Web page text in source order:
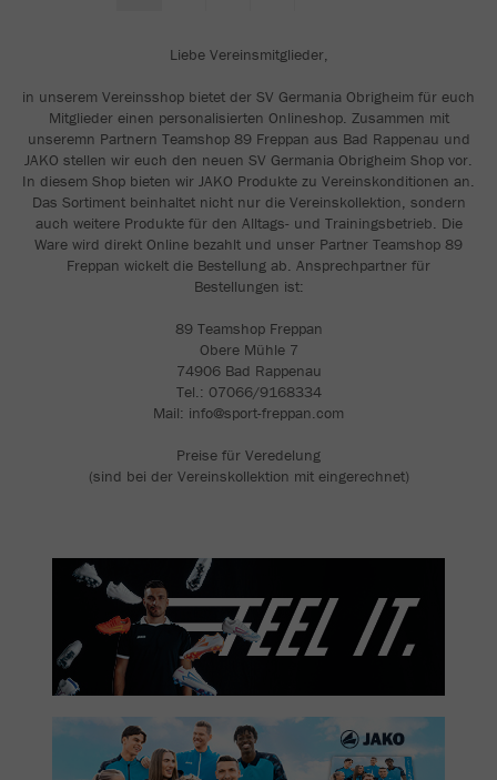
Liebe Vereinsmitglieder,
in unserem Vereinsshop bietet der SV Germania Obrigheim für euch
Mitglieder einen personalisierten Onlineshop. Zusammen mit
unseremn Partnern Teamshop 89 Freppan aus Bad Rappenau und
JAKO stellen wir euch den neuen SV Germania Obrigheim Shop vor.
In diesem Shop bieten wir JAKO Produkte zu Vereinskonditionen an.
Das Sortiment beinhaltet nicht nur die Vereinskollektion, sondern
auch weitere Produkte für den Alltags- und Trainingsbetrieb. Die
Ware wird direkt Online bezahlt und unser Partner Teamshop 89
Freppan wickelt die Bestellung ab. Ansprechpartner für
Bestellungen ist:
89 Teamshop Freppan
Obere Mühle 7
74906 Bad Rappenau
Tel.: 07066/9168334
Mail: info@sport-freppan.com
Preise für Veredelung
(sind bei der Vereinskollektion mit eingerechnet)